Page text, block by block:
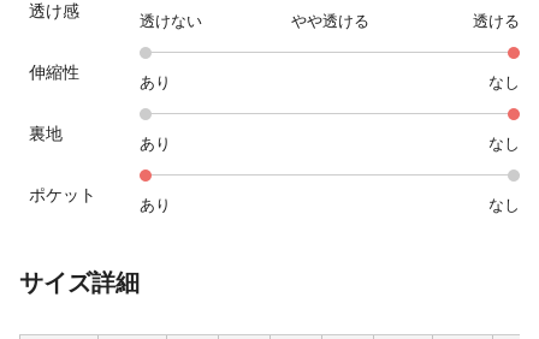
透け感
透けない やや透ける 透ける
伸縮性
あり なし
裏地
あり なし
ポケット
あり なし
サイズ詳細